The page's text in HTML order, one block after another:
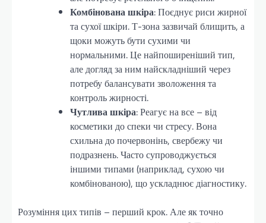
Комбінована шкіра: Поєднує риси жирної
та сухої шкіри. Т-зона зазвичай блищить, а
щоки можуть бути сухими чи
нормальними. Це найпоширеніший тип,
але догляд за ним найскладніший через
потребу балансувати зволоження та
контроль жирності.
Чутлива шкіра: Реагує на все – від
косметики до спеки чи стресу. Вона
схильна до почервонінь, свербежу чи
подразнень. Часто супроводжується
іншими типами (наприклад, сухою чи
комбінованою), що ускладнює діагностику.
Розуміння цих типів – перший крок. Але як точно